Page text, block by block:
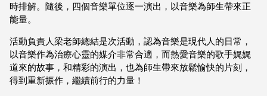
時排解。隨後，四個音樂單位逐一演出，以音樂為師生帶來正
能量。
活動負責人梁老師總結是次活動，認為音樂是現代人的日常，
以音樂作為治療心靈的媒介非常合適，而熱愛音樂的歌手娓娓
道來的故事，和精彩的演出，也為師生帶來放鬆愉快的片刻，
得到重新振作，繼續前行的力量！